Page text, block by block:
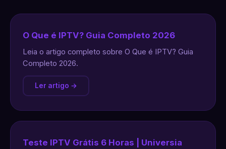
O Que é IPTV? Guia Completo 2026
Leia o artigo completo sobre O Que é IPTV? Guia
Completo 2026.
Ler artigo →
Teste IPTV Grátis 6 Horas | Universia